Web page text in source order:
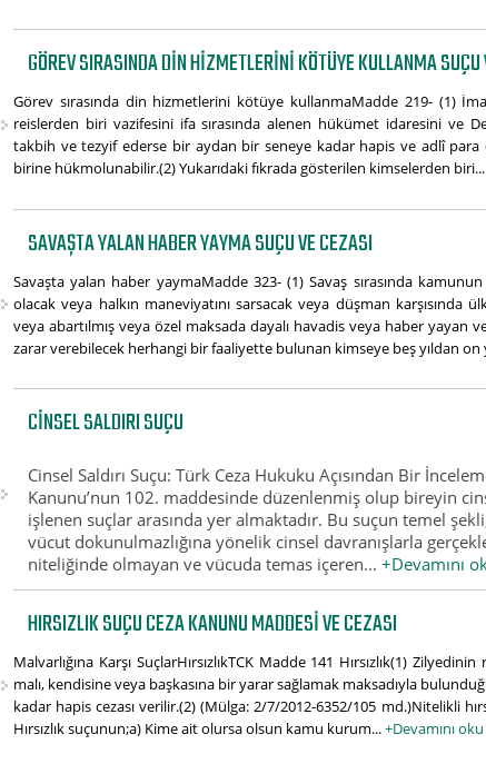
GÖREV SIRASINDA DIN HIZMETLERINI KÖTÜYE KULLANMA
Görev sırasında din hizmetlerini kötüye kullanmaMadde 219- (1)
reislerden biri vazifesini ifa sırasında alenen hükümet idaresini ve
takbih ve tezyif ederse bir aydan bir seneye kadar hapis ve adlî para
birine hükmolunabilir.(2) Yukarıdaki fıkrada gösterilen kimselerden biri...
SAVAŞTA YALAN HABER YAYMA SUÇU VE CEZASI
Savaşta yalan haber yaymaMadde 323- (1) Savaş sırasında
olacak veya halkın maneviyatını sarsacak veya düşman karşısında
veya abartılmış veya özel maksada dayalı havadis veya haber yayan
zarar verebilecek herhangi bir faaliyette bulunan kimseye beş yıldan on
CINSEL SALDIRI SUÇU
Cinsel Saldırı Suçu: Türk Ceza Hukuku Açısından Bir
Kanunu’nun 102. maddesinde düzenlenmiş olup bireyin
işlenen suçlar arasında yer almaktadır. Bu suçun temel
vücut dokunulmazlığına yönelik cinsel davranışlarla
niteliğinde olmayan ve vücuda temas içeren...+Devamını
HIRSIZLIK SUÇU CEZA KANUNU MADDESI VE CEZASI
Malvarlığına Karşı SuçlarHırsızlıkTCK Madde 141 Hırsızlık(1)
malı, kendisine veya başkasına bir yarar sağlamak maksadıyla
kadar hapis cezası verilir.(2) (Mülga: 2/7/2012-6352/105 md.)Nitelikli
Hırsızlık suçunun;a) Kime ait olursa olsun kamu kurum...+Devamını oku